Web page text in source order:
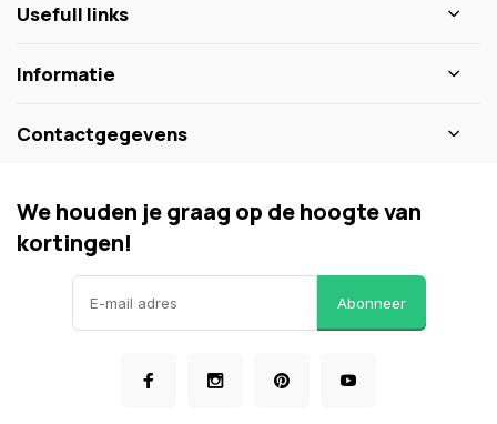
Usefull links
Informatie
Contactgegevens
We houden je graag op de hoogte van
kortingen!
Abonneer